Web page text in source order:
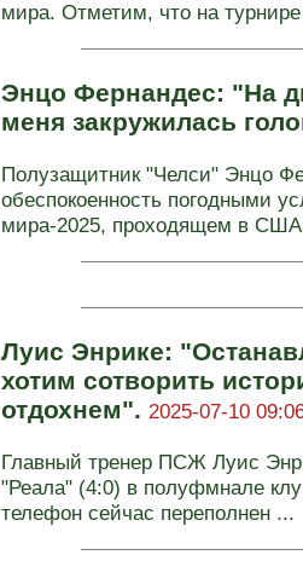
мира. Отметим, что на
Энцо Фернандес: "На
меня закружилась
Полузащитник "Челси" Энцо
обеспокоенность погодными
мира-2025, проходящем в
Луис Энрике:
хотим сотворить
отдохнем". 2025-07-10
Главный тренер ПСЖ Луис
"Реала" (4:0) в полуфмнале
телефон сейчас переполнен ...